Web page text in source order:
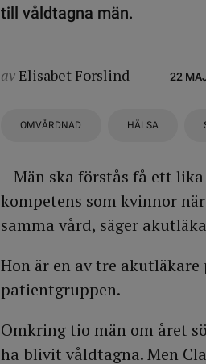
till våldtagna män.
avElisabet Forslind 22
OMVÅRDNAD HÄLSA
– Män ska förstås få ett
kompetens som kvinnor
samma vård, säger
Hon är en av tre
patientgruppen.
Omkring tio män om året
ha blivit våldtagna. Men